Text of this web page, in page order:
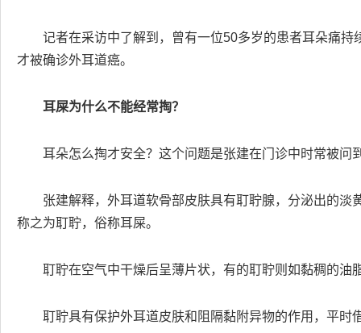
记者在采访中了解到，曾有一位50多岁的患者耳朵痛
才被确诊外耳道癌。
耳屎为什么不能经常掏？
耳朵怎么掏才安全？这个问题是张建在门诊中时常被问
张建解释，外耳道软骨部皮肤具有耵聍腺，分泌出的
称之为耵聍，俗称耳屎。
耵聍在空气中干燥后呈薄片状，有的耵聍则如黏稠的油
耵聍具有保护外耳道皮肤和阻隔黏附异物的作用，平